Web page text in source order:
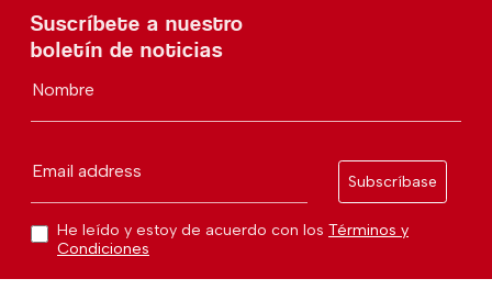
Suscríbete a nuestro
boletín de noticias
Nombre
Email address
Subscríbase
He leído y estoy de acuerdo con los Términos y
Condiciones